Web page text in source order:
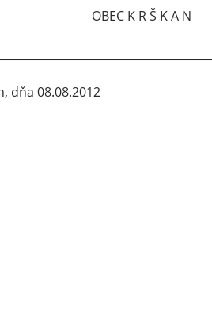
R Š K A N
2012
08.08.2012